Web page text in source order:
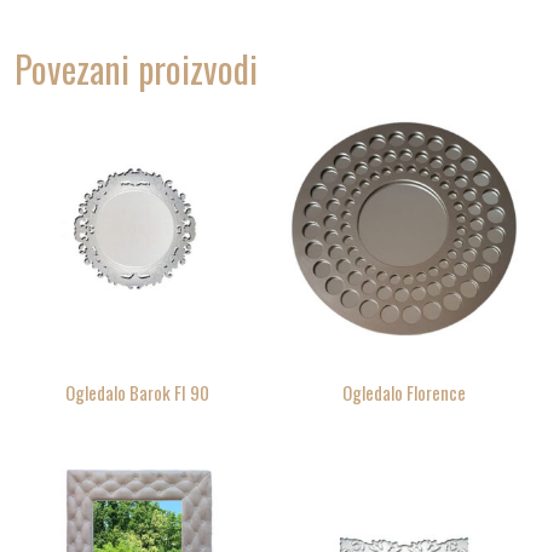
Povezani proizvodi
Ogledalo Barok FI 90 Ogledalo Florence